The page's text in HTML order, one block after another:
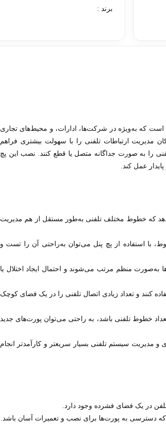
برند :
که به‌ویژه در شرکت‌ها، ادارات، و محیط‌های تجاری
مدیریت ارتباطات تلفنی را با سهولت بیشتری فراهم
را به صورت جداگانه متصل یا قطع کنند. نصب این پچ
عمل کند.
را می‌دهد که خطوط مختلف تلفنی به‌طور مستقل از هم مدیریت
استفاده از پچ پنل می‌توان به‌راحتی آن را تست و
25 پورت، کابل‌ها به‌صورت منظم مرتب می‌شوند و احتمال ایجاد اختلال یا
کنند و تعداد زیادی اتصال تلفنی را در یک فضای کوچک
خطوط تلفنی باشد، به راحتی می‌توان پورت‌های جدید
سیستم تلفنی بسیار سریعتر و کارآمدتر انجام